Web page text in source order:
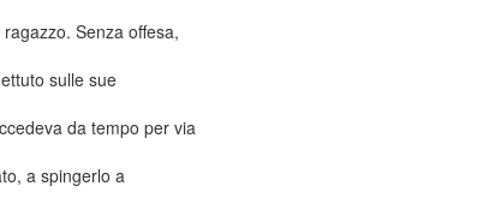
Senza offesa,
sulle sue
da tempo per via
a spingerlo a